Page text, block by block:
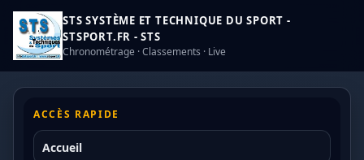
STS SYSTÈME ET TECHNIQUE DU SPORT -
STSPORT.FR - STS
Chronométrage · Classements · Live
ACCÈS RAPIDE
Accueil